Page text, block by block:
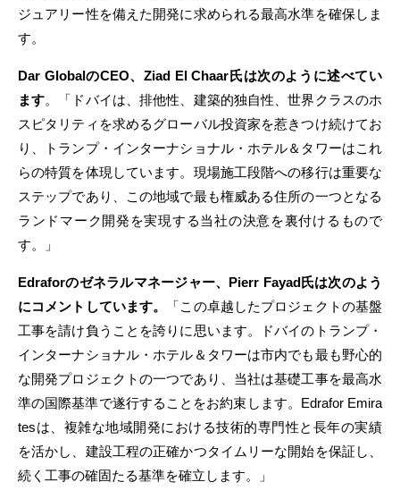
ジュアリー性を備えた開発に求められる最高水準を確保しま
す。
Dar GlobalのCEO、Ziad El Chaar氏は次のように述べてい
ます。「ドバイは、排他性、建築的独自性、世界クラスのホ
スピタリティを求めるグローバル投資家を惹きつけ続けてお
り、トランプ・インターナショナル・ホテル＆タワーはこれ
らの特質を体現しています。現場施工段階への移行は重要な
ステップであり、この地域で最も権威ある住所の一つとなる
ランドマーク開発を実現する当社の決意を裏付けるもので
す。」
Edraforのゼネラルマネージャー、Pierr Fayad氏は次のよう
にコメントしています。
「この卓越したプロジェクトの基盤
工事を請け負うことを誇りに思います。ドバイのトランプ・
インターナショナル・ホテル＆タワーは市内でも最も野心的
な開発プロジェクトの一つであり、当社は基礎工事を最高水
準の国際基準で遂行することをお約束します。Edrafor Emira
tesは、複雑な地域開発における技術的専門性と長年の実績
を活かし、建設工程の正確かつタイムリーな開始を保証し、
続く工事の確固たる基準を確立します。」